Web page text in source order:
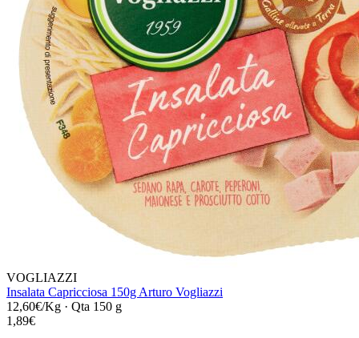
VOGLIAZZI
Insalata Capricciosa 150g Arturo Vogliazzi
12,60€/Kg · Qta 150 g
1,89€